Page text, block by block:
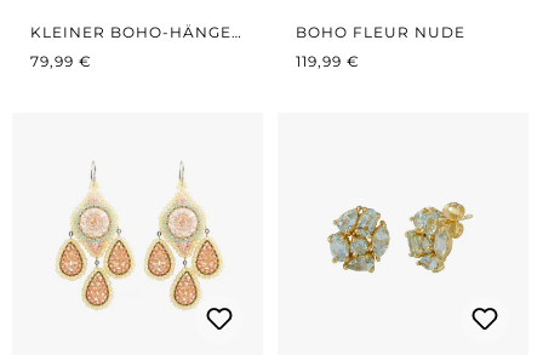
KLEINER BOHO-HÄNGER
KORALLE
REGULÄRER PREIS:
79,99 €
BOHO FLEUR NUDE
REGULÄRER PREIS:
119,99 €